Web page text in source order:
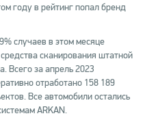
году в рейтинг попал бренд
случаев в этом месяце
сканирования штатной
Всего за апрель 2023
отработано 158 189
Все автомобили остались
ARKAN.